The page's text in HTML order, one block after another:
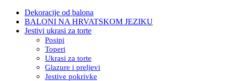
Dekoracije od balona
BALONI NA HRVATSKOM JEZIKU
Jestivi ukrasi za torte
Posipi
Toperi
Ukrasi za torte
Glazure i preljevi
Jestive pokrivke